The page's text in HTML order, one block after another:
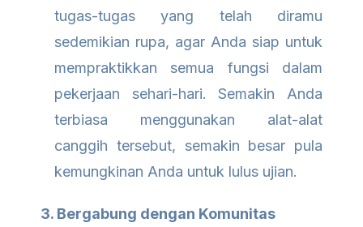
tugas-tugas yang telah diramu
sedemikian rupa, agar Anda siap untuk
mempraktikkan semua fungsi dalam
pekerjaan sehari-hari. Semakin Anda
terbiasa menggunakan alat-alat
canggih tersebut, semakin besar pula
kemungkinan Anda untuk lulus ujian.
3. Bergabung dengan Komunitas